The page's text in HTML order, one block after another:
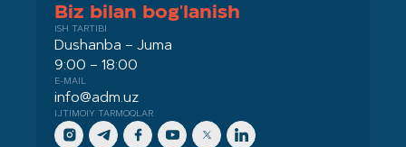
Biz bilan bog'lanish
ISH TARTIBI
Dushanba – Juma
9:00 – 18:00
E-MAIL
info@adm.uz
IJTIMOIY TARMOQLAR